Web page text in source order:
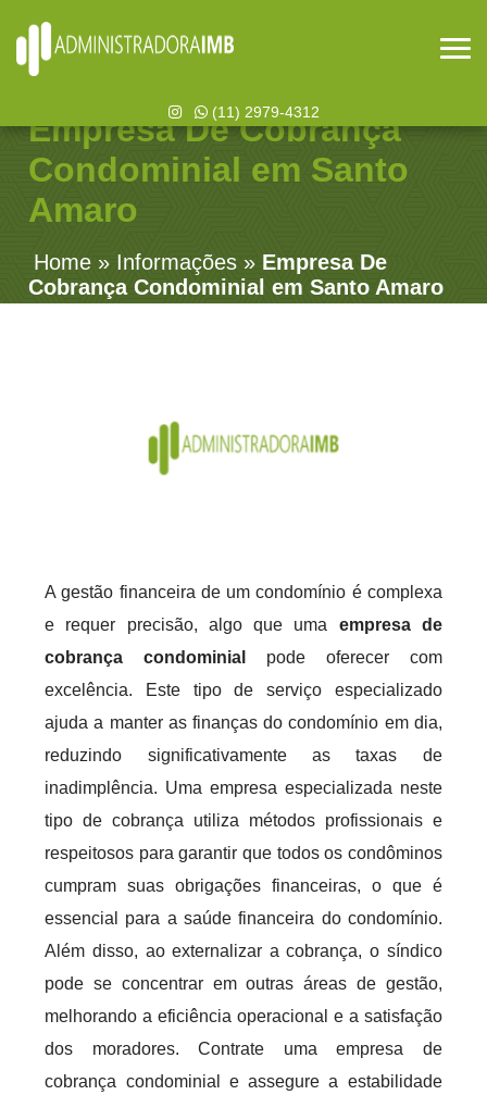
(11) 2979-4312
Empresa De Cobrança
Condominial em Santo
Amaro
Home » Informações » Empresa De
Cobrança Condominial em Santo Amaro
A gestão financeira de um condomínio é complexa
e requer precisão, algo que uma empresa de
cobrança condominial
pode oferecer com
excelência. Este tipo de serviço especializado
ajuda a manter as finanças do condomínio em dia,
reduzindo significativamente as taxas de
inadimplência. Uma empresa especializada neste
tipo de cobrança utiliza métodos profissionais e
respeitosos para garantir que todos os condôminos
cumpram suas obrigações financeiras, o que é
essencial para a saúde financeira do condomínio.
Além disso, ao externalizar a cobrança, o síndico
pode se concentrar em outras áreas de gestão,
melhorando a eficiência operacional e a satisfação
dos moradores. Contrate uma empresa de
cobrança condominial e assegure a estabilidade